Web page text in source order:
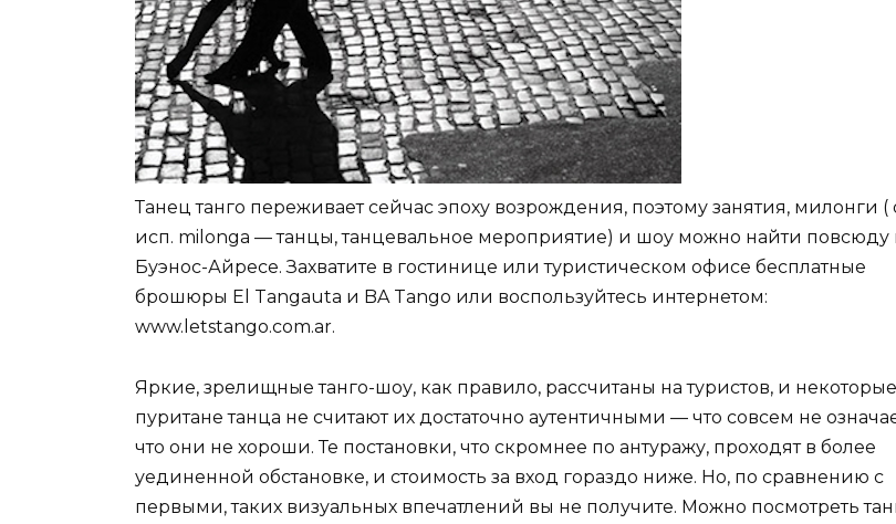
Танец танго переживает сейчас эпоху возрождения, поэтому занятия, милонги (
исп. milonga — танцы, танцевальное мероприятие) и шоу можно найти повсюду
Буэнос-Айресе. Захватите в гостинице или туристическом офисе бесплатные
брошюры El Tangauta и BA Tango или воспользуйтесь интернетом:
www.letstango.com.ar.
Яркие, зрелищные танго-шоу, как правило, рассчитаны на туристов, и некоторые
пуритане танца не считают их достаточно аутентичными — что совсем не
что они не хороши. Те постановки, что скромнее по антуражу, проходят в более
уединенной обстановке, и стоимость за вход гораздо ниже. Но, по сравнению с
первыми, таких визуальных впечатлений вы не получите. Можно посмотреть